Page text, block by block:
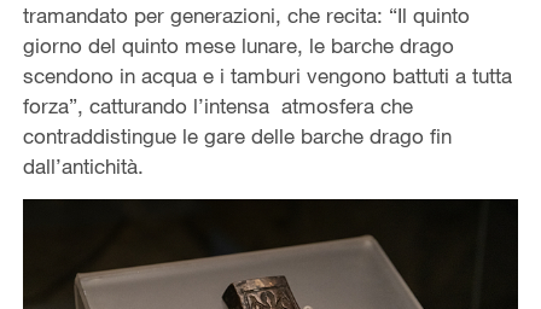
tramandato per generazioni, che recita: “Il quinto
giorno del quinto mese lunare, le barche drago
scendono in acqua e i tamburi vengono battuti a tutta
forza”, catturando l’intensa atmosfera che
contraddistingue le gare delle barche drago fin
dall’antichità.